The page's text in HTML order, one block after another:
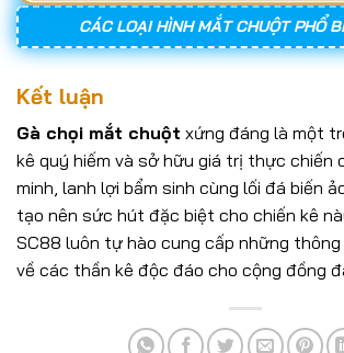
CÁC LOẠI HÌNH MẮT CHUỘT PHỔ
Kết luận
Gà chọi mắt chuột xứng đáng là một
kê quý hiếm và sở hữu giá trị thực chiến
minh, lanh lợi bẩm sinh cùng lối đá biến
tạo nên sức hút đặc biệt cho chiến kê
SC88 luôn tự hào cung cấp những
về các thần kê độc đáo cho cộng đồng